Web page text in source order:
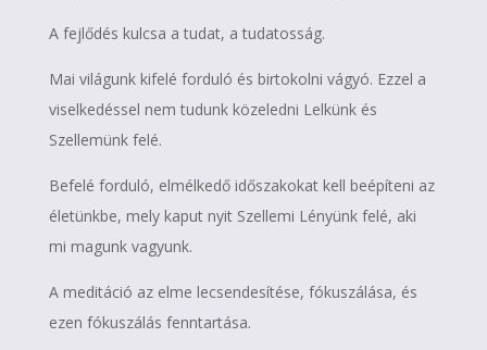
A fejlődés kulcsa a tudat, a tudatosság.
Mai világunk kifelé forduló és birtokolni vágyó. Ezzel a
viselkedéssel nem tudunk közeledni Lelkünk és
Szellemünk felé.
Befelé forduló, elmélkedő időszakokat kell beépíteni az
életünkbe, mely kaput nyit Szellemi Lényünk felé, aki
mi magunk vagyunk.
A meditáció az elme lecsendesítése, fókuszálása, és
ezen fókuszálás fenntartása.